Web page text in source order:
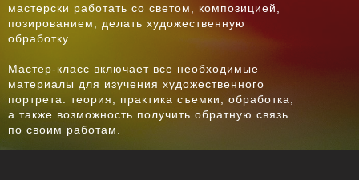
мастерски работать со светом, композицией,
позированием, делать художественную
обработку.
Мастер-класс включает все необходимые
материалы для изучения художественного
портрета: теория, практика съемки, обработка,
а также возможность получить обратную связь
по своим работам.